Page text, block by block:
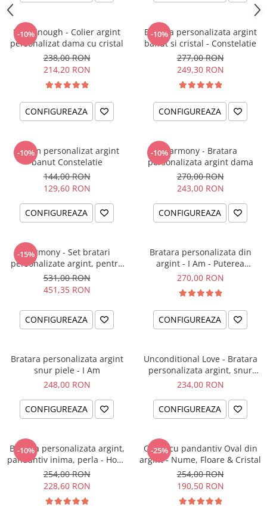
-10%
I am Enough - Colier argint
personalizat dama cu cristal
238,00 RON
214,20 RON
CONFIGUREAZA
-10%
Bratara personalizata argint
banut si cristal - Constelatie
277,00 RON
249,30 RON
CONFIGUREAZA
-10%
Charm personalizat argint
banut Constelatie
144,00 RON
129,60 RON
CONFIGUREAZA
-10%Harmony - Bratara
personalizata argint dama
270,00 RON
243,00 RON
CONFIGUREAZA
-15%
Harmony - Set bratari
personalizate argint, pentru
el si ea
531,00 RON
451,35 RON
CONFIGUREAZA
Bratara personalizata din
argint - I Am - Puterea
intentiei la mana ta
270,00 RON
CONFIGUREAZA
Bratara personalizata argint
snur piele - I Am
248,00 RON
CONFIGUREAZA
Unconditional Love - Bratara
personalizata argint, snur
impletit piele
234,00 RON
CONFIGUREAZA
-10%
Bratara personalizata argint,
pandantiv inima, perla - Hope
& Faith
254,00 RON
228,60 RON
-25%
Colier cu pandantiv Oval din
argint - Nume, Floare & Cristal
254,00 RON
190,50 RON